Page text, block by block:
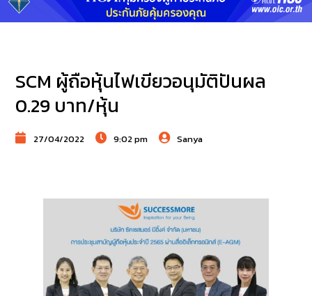
SCM ผู้ถือหุ้นไฟเขียวอนุมัติปันผล
0.29 บาท/หุ้น
27/04/2022 9:02 pm Sanya